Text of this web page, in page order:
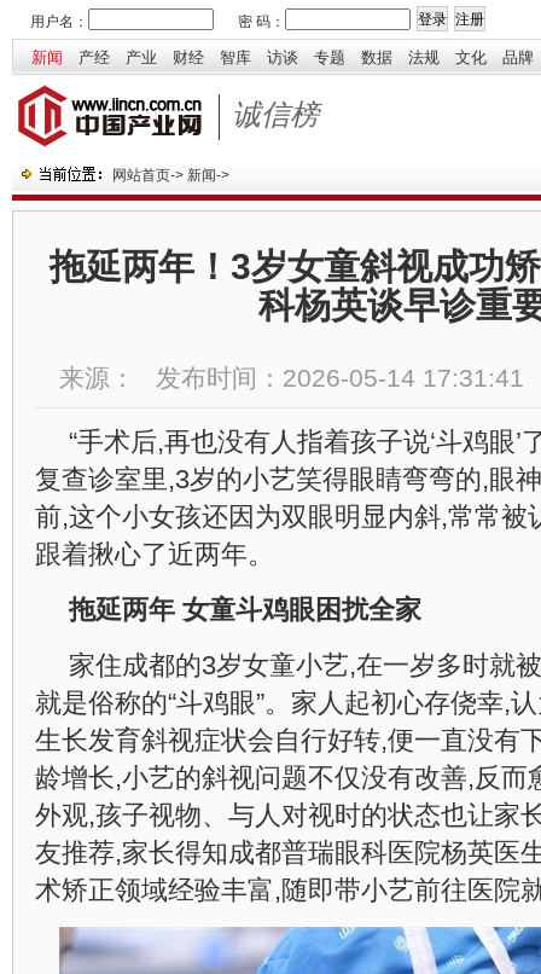
用户名： 密 码：
新闻 产经 产业 财经 智库 访谈 专题 数据 法规 文化 品牌
诚信榜
网站首页-> 新闻->
拖延两年！3岁女童斜视成功
科杨英谈早诊重
来源： 发布时间： 2026-05-14 17:31:41
“手术后,再也没有人指着孩子说‘斗鸡眼’
复查诊室里,3岁的小艺笑得眼睛弯弯的,眼
前,这个小女孩还因为双眼明显内斜,常常被
跟着揪心了近两年。
拖延两年 女童斗鸡眼困扰全家
家住成都的3岁女童小艺,在一岁多时就
就是俗称的“斗鸡眼”。家人起初心存侥幸,
生长发育斜视症状会自行好转,便一直没有
龄增长,小艺的斜视问题不仅没有改善,反而
外观,孩子视物、与人对视时的状态也让家
友推荐,家长得知成都普瑞眼科医院杨英医
术矫正领域经验丰富,随即带小艺前往医院